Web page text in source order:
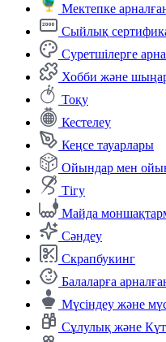
Мектепке
Сыйлық
Суретшілерге
Хобби және
Тоқу
Кестелеу
Кеңсе тауарлары
Ойындар мен
Тігу
Майда
Сәндеу
Скрапбукинг
Балаларға
Мүсіндеу және
Сұлулық және